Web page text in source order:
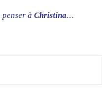
à Christina…